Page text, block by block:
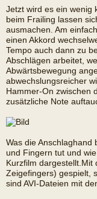
Jetzt wird es ein wenig
beim Frailing lassen
ausmachen. Am
einen Akkord
Tempo auch dann zu
Abschlägen arbeitet,
Abwärtsbewegung
abwechslungsreicher
Hammer-On zwischen
zusätzliche Note
Was die Anschlaghand
und Fingern tut und
Kurzfilm
Zeigefingers) gespielt,
sind AVI-Dateien mit